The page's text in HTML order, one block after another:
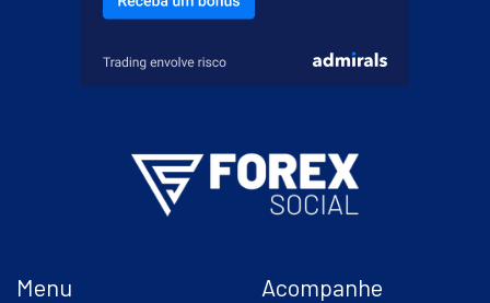
Menu Acompanhe